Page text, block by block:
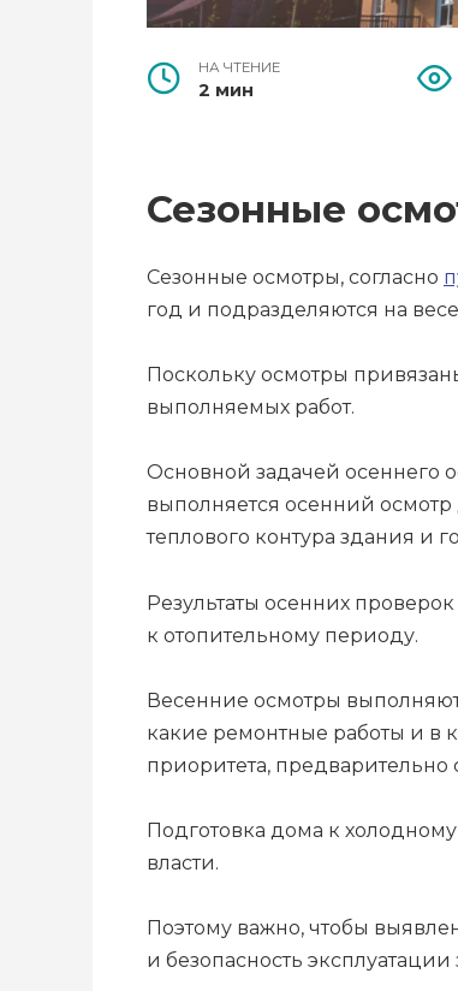
НА ЧТЕНИЕ
2 мин
Сезонные
Сезонные осмотры, согласно
год и подразделяются на
Поскольку осмотры
выполняемых работ.
Основной задачей осеннего
выполняется осенний
теплового контура здания и
Результаты осенних
к отопительному периоду.
Весенние осмотры
какие ремонтные работы и в
приоритета, предварительно
Подготовка дома к
власти.
Поэтому важно, чтобы
и безопасность эксплуатации